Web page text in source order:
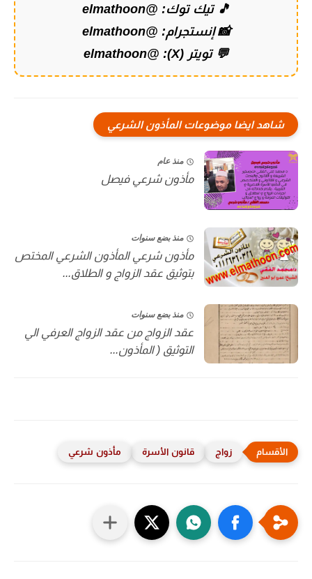
🎵 تيك توك: @elmathoon
📸 إنستجرام: @elmathoon
💬 تويتر (X):
@elmathoon
شاهد ايضا موضوعات المأذون الشرعي
منذ عام
مأذون شرعي فيصل
منذ بضع سنوات
مأذون شرعي المأذون الشرعي المختص
بتوثيق عقد الزواج و الطلاق...
منذ بضع سنوات
عقد الزواج من عقد الزواج العرفي الي
التوثيق ( المأذون...
زواج قانون الأسرة مأذون شرعي